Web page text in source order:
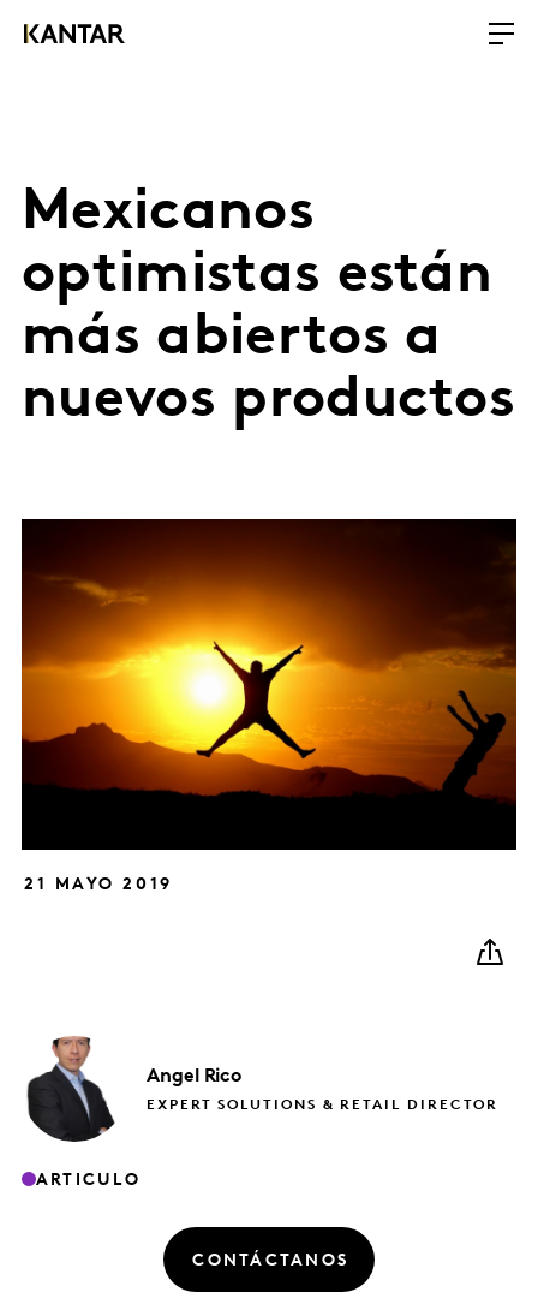
Mexicanos
optimistas están
más abiertos a
nuevos productos
21 MAYO 2019
Angel Rico
EXPERT SOLUTIONS & RETAIL DIRECTOR
ARTICULO
CONTÁCTANOS